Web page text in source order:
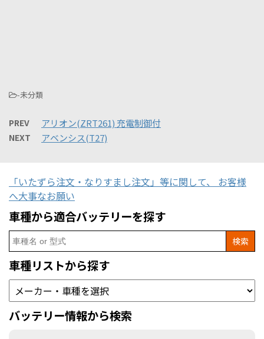
-未分類
PREV アリオン(ZRT261) 充電制御付
NEXT アベンシス(T27)
「いたずら注文・なりすまし注文」等に関して、 お客様
へ大事なお願い
車種から適合バッテリーを探す
Search
for:
車種リストから探す
バッテリー情報から検索